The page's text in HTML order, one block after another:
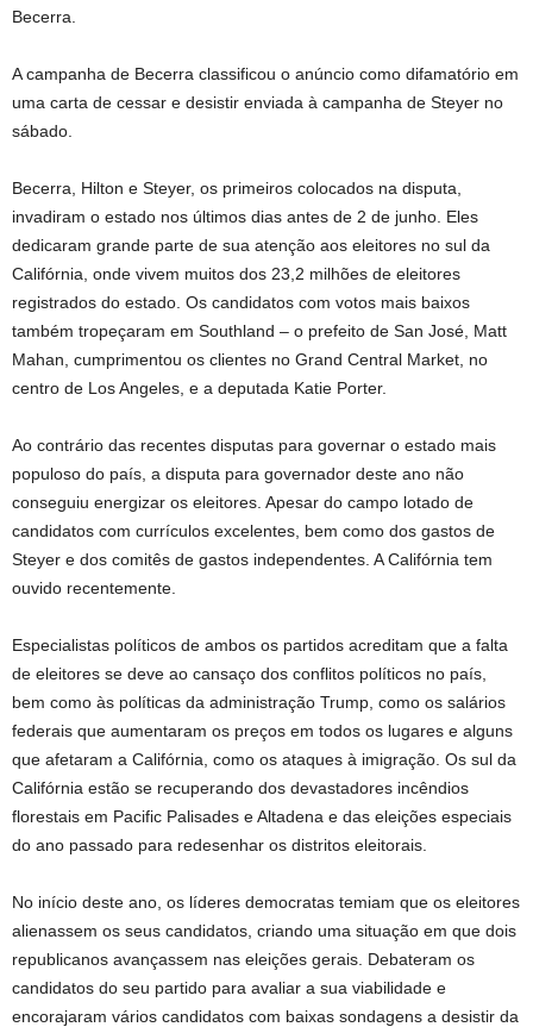
Becerra.
A campanha de Becerra classificou o anúncio como difamatório em
uma carta de cessar e desistir enviada à campanha de Steyer no
sábado.
Becerra, Hilton e Steyer, os primeiros colocados na disputa,
invadiram o estado nos últimos dias antes de 2 de junho. Eles
dedicaram grande parte de sua atenção aos eleitores no sul da
Califórnia, onde vivem muitos dos 23,2 milhões de eleitores
registrados do estado. Os candidatos com votos mais baixos
também tropeçaram em Southland – o prefeito de San José, Matt
Mahan, cumprimentou os clientes no Grand Central Market, no
centro de Los Angeles, e a deputada Katie Porter.
Ao contrário das recentes disputas para governar o estado mais
populoso do país, a disputa para governador deste ano não
conseguiu energizar os eleitores. Apesar do campo lotado de
candidatos com currículos excelentes, bem como dos gastos de
Steyer e dos comitês de gastos independentes. A Califórnia tem
ouvido recentemente.
Especialistas políticos de ambos os partidos acreditam que a falta
de eleitores se deve ao cansaço dos conflitos políticos no país,
bem como às políticas da administração Trump, como os salários
federais que aumentaram os preços em todos os lugares e alguns
que afetaram a Califórnia, como os ataques à imigração. Os sul da
Califórnia estão se recuperando dos devastadores incêndios
florestais em Pacific Palisades e Altadena e das eleições especiais
do ano passado para redesenhar os distritos eleitorais.
No início deste ano, os líderes democratas temiam que os eleitores
alienassem os seus candidatos, criando uma situação em que dois
republicanos avançassem nas eleições gerais. Debateram os
candidatos do seu partido para avaliar a sua viabilidade e
encorajaram vários candidatos com baixas sondagens a desistir da